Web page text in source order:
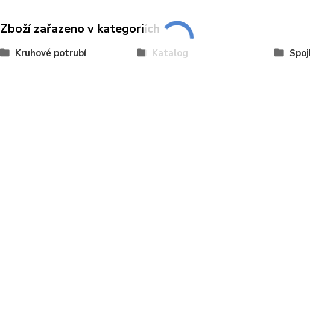
Zboží zařazeno v kategoriích
Kruhové potrubí Katalog